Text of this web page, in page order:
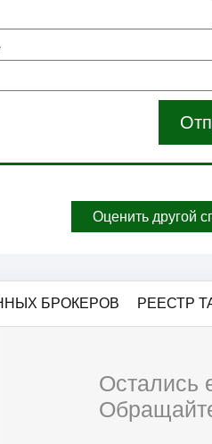
Оценить другой
БРОКЕРОВ РЕЕСТР
Остались